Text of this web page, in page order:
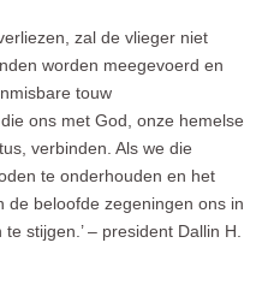
zal de vlieger niet
worden meegevoerd en
touw
ons met God, onze hemelse
verbinden. Als we die
te onderhouden en het
de beloofde zegeningen ons in
stijgen.’ – president Dallin H.